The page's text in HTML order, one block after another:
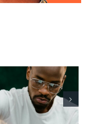
mejores
estrategias
avanzadas
para mejorar
la